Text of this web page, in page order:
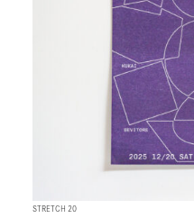
STRETCH 20